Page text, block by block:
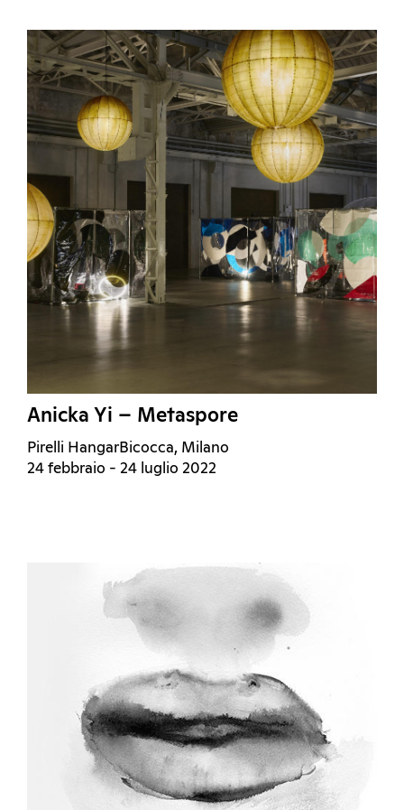
Anicka Yi – Metaspore
Pirelli HangarBicocca, Milano
24 febbraio - 24 luglio 2022